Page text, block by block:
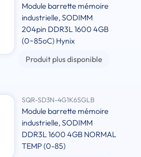
Module barrette mémoire
industrielle, SODIMM
204pin DDR3L 1600 4GB
(0~85oC) Hynix
Produit plus disponible
SQR-SD3N-4G1K6SGLB
Module barrette mémoire
industrielle, SODIMM
DDR3L 1600 4GB NORMAL
TEMP (0-85)